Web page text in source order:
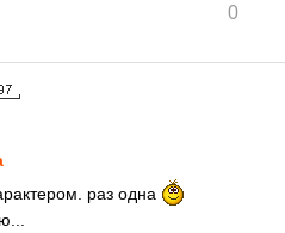
0
раз одна